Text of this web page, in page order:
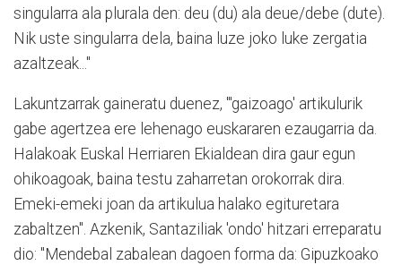
singularra ala plurala den: deu (du) ala deue/debe (dute).
Nik uste singularra dela, baina luze joko luke zergatia
azaltzeak..."
Lakuntzarrak gaineratu duenez, "'gaizoago' artikulurik
gabe agertzea ere lehenago euskararen ezaugarria da.
Halakoak Euskal Herriaren Ekialdean dira gaur egun
ohikoagoak, baina testu zaharretan orokorrak dira.
Emeki-emeki joan da artikulua halako egituretara
zabaltzen". Azkenik, Santaziliak 'ondo' hitzari erreparatu
dio: "Mendebal zabalean dagoen forma da: Gipuzkoako